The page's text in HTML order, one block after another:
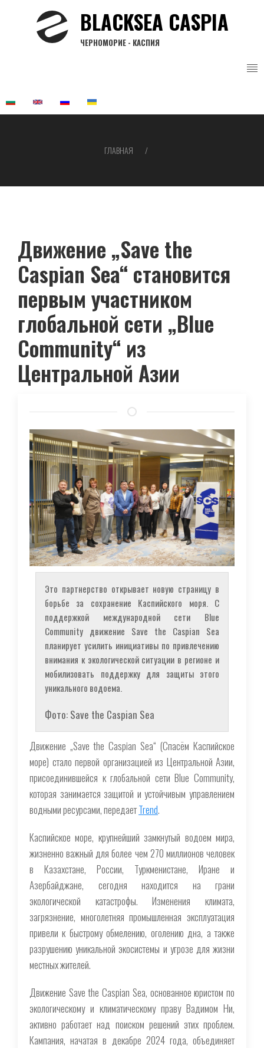
BLACKSEA CASPIA
ЧЕРНОМОРИЕ - КАСПИЯ
навигации
ГЛАВНАЯ
Движение „Save the
Caspian Sea“ становится
первым участником
глобальной сети „Blue
Community“ из
Центральной Азии
Это партнерство открывает новую страницу в
борьбе за сохранение Каспийского моря. С
поддержкой международной сети Blue
Community движение Save the Caspian Sea
планирует усилить инициативы по привлечению
внимания к экологической ситуации в регионе и
мобилизовать поддержку для защиты этого
уникального водоема.
Фото: Save the Caspian Sea
Движение „Save the Caspian Sea“ (Спасём Каспийское
море) стало первой организацией из Центральной Азии,
присоединившейся к глобальной сети Blue Community,
которая занимается защитой и устойчивым управлением
водными ресурсами, передаетTrend.
Каспийское море, крупнейший замкнутый водоем мира,
жизненно важный для более чем 270 миллионов человек
в Казахстане, России, Туркменистане, Иране и
Азербайджане, сегодня находится на грани
экологической катастрофы. Изменения климата,
загрязнение, многолетняя промышленная эксплуатация
привели к быстрому обмелению, оголению дна, а также
разрушению уникальной экосистемы и угрозе для жизни
местных жителей.
Движение Save the Caspian Sea, основанное юристом по
экологическому и климатическому праву Вадимом Ни,
активно работает над поиском решений этих проблем.
Кампания, начатая в декабре 2024 года, объединяет